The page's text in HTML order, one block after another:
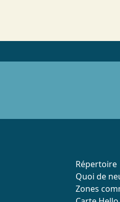
Répertoire
Quoi de
Zones